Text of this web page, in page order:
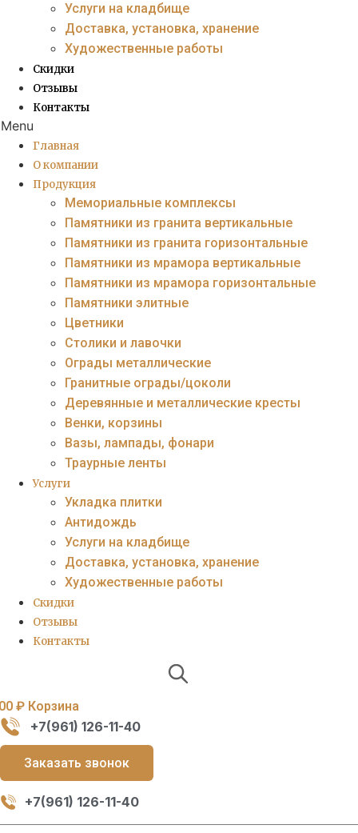
Услуги на кладбище
Доставка, установка, хранение
Художественные работы
Скидки
Отзывы
Контакты
Menu
Главная
О компании
Продукция
Мемориальные комплексы
Памятники из гранита вертикальные
Памятники из гранита горизонтальные
Памятники из мрамора вертикальные
Памятники из мрамора горизонтальные
Памятники элитные
Цветники
Столики и лавочки
Ограды металлические
Гранитные ограды/цоколи
Деревянные и металлические кресты
Венки, корзины
Вазы, лампады, фонари
Траурные ленты
Услуги
Укладка плитки
Антидождь
Услуги на кладбище
Доставка, установка, хранение
Художественные работы
Скидки
Отзывы
Контакты
₽ Корзина
+7(961) 126-11-40
Заказать звонок
+7(961) 126-11-40